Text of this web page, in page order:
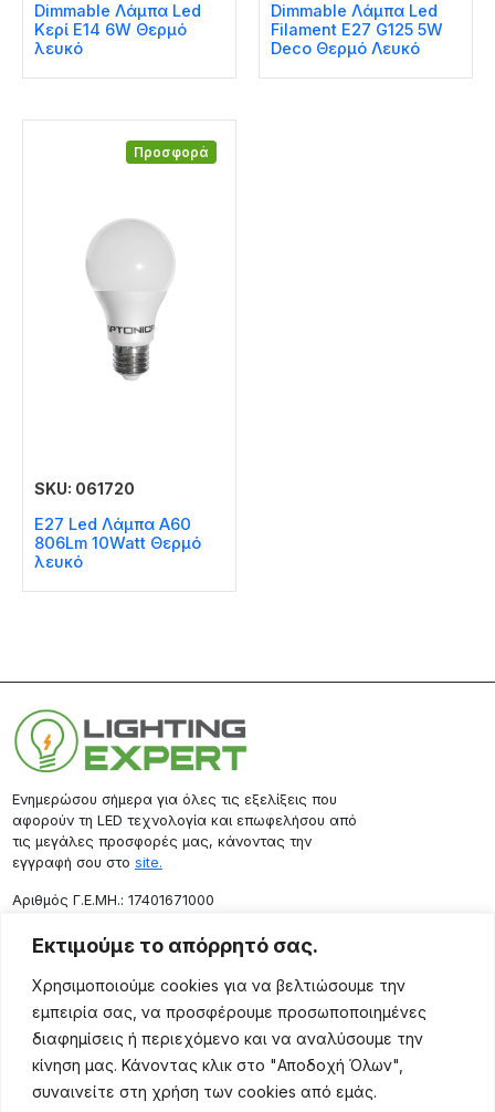
Εκτιμούμε το απόρρητό σας.
Χρησιμοποιούμε cookies για να βελτιώσουμε την
εμπειρία σας, να προσφέρουμε προσωποποιημένες
διαφημίσεις ή περιεχόμενο και να αναλύσουμε την
κίνηση μας. Κάνοντας κλικ στο "Αποδοχή Όλων",
συναινείτε στη χρήση των cookies από εμάς.
Dimmable Λάμπα Led
Κερί E14 6W Θερμό
λευκό
Dimmable Λάμπα Led
Filament E27 G125 5W
Deco Θερμό Λευκό
Προσφορά
SKU: 061720
E27 Led Λάμπα A60
806Lm 10Watt Θερμό
λευκό
Ενημερώσου σήμερα για όλες τις εξελίξεις που
αφορούν τη LED τεχνολογία και επωφελήσου από
τις μεγάλες προσφορές μας, κάνοντας την
εγγραφή σου στο site.
Aριθμός Γ.Ε.ΜΗ.: 17401671000
Επικοινωνία
Ρόδου 133, Αθήνα 10443
(+30) 211 725 5427
sales@lightingexpert.gr